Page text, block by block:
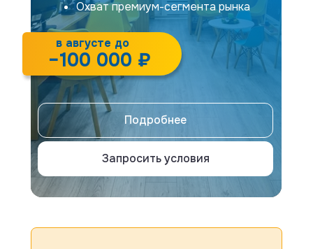
Охват премиум-сегмента рынка
Высокие обороты
Запросить условия
Подробнее
−100 000 ₽
в августе до